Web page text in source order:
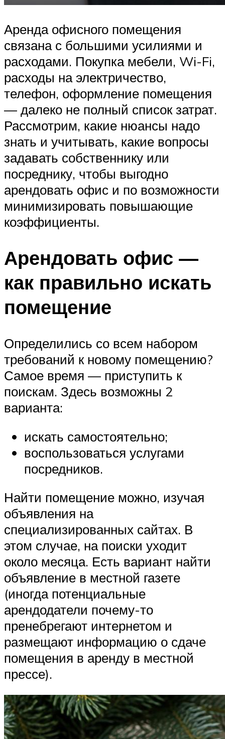
Аренда офисного помещения
связана с большими усилиями и
расходами. Покупка мебели, Wi-Fi,
расходы на электричество,
телефон, оформление помещения
— далеко не полный список затрат.
Рассмотрим, какие нюансы надо
знать и учитывать, какие вопросы
задавать собственнику или
посреднику, чтобы выгодно
арендовать офис и по возможности
минимизировать повышающие
коэффициенты.
Арендовать офис —
как правильно искать
помещение
Определились со всем набором
требований к новому помещению?
Самое время — приступить к
поискам. Здесь возможны 2
варианта:
искать самостоятельно;
воспользоваться услугами
посредников.
Найти помещение можно, изучая
объявления на
специализированных сайтах. В
этом случае, на поиски уходит
около месяца. Есть вариант найти
объявление в местной газете
(иногда потенциальные
арендодатели почему-то
пренебрегают интернетом и
размещают информацию о сдаче
помещения в аренду в местной
прессе).